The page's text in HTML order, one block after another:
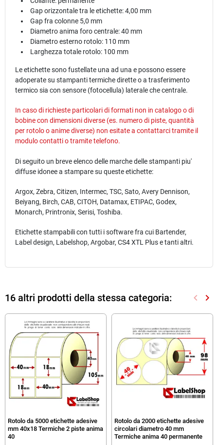
Gap orizzontale tra le etichette: 4,00 mm
Gap fra colonne 5,0 mm
Diametro anima foro centrale: 40 mm
Diametro esterno rotolo: 110 mm
Larghezza totale rotolo: 100 mm
Le etichette sono fustellate una ad una e possono essere
adoperate su stampanti termiche dirette o a trasferimento
termico sia con sensore (fotocellula) laterale che centrale.
In caso di richieste particolari di formati non in catalogo o di
bobine con dimensioni diverse (es. numero di piste, quantità
per rotolo o anime diverse) non esitate a contattarci tramite il
modulocontattio tramite telefono.
Di seguito un breve elenco delle marche delle stampanti piu'
diffuse idonee a stampare su queste etichette:
Argox, Zebra, Citizen, Intermec, TSC, Sato, Avery Dennison,
Beiyang, Birch, CAB, CITOH, Datamax, ETIPAC, Godex,
Monarch, Printronix, Serisi, Toshiba.
Etichette stampabili con tutti i software fra cui Bartender,
Label design, Labelshop, Argobar, CS4 XTL Plus e tanti altri.
16 altri prodotti della stessa categoria: keyboard_arrow_left keyboard_arrow_right
Rotolo da 5000 etichette adesive
mm 40x18 Termiche 2 piste anima
40
Rotolo da 2000 etichette adesive
circolari diametro 40 mm
Termiche anima 40 permanente